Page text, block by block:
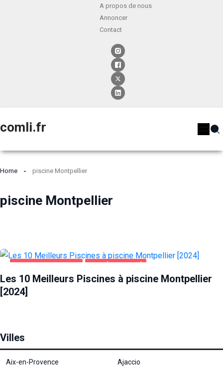
A propos de nous
Annoncer
Contact
comli.fr
Home piscine Montpellier
piscine Montpellier
Les 10 Meilleurs Piscines à piscine Montpellier
[2024]
Villes
Aix-en-Provence Ajaccio
Nécessaire